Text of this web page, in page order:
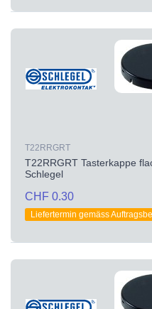
T22RRGRT
T22RRGRT Tasterkappe
Schlegel
CHF 0.30
Liefertermin gemäss